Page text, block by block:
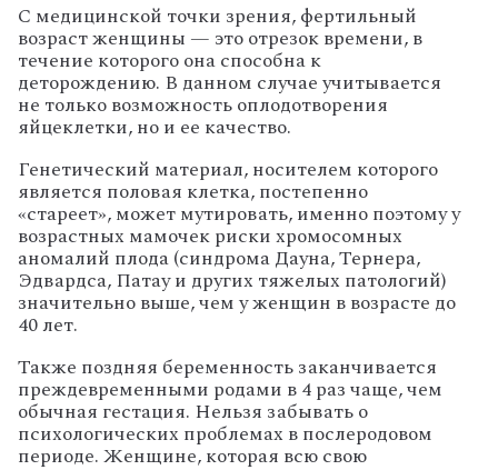
С медицинской точки зрения, фертильный
возраст женщины — это отрезок времени, в
течение которого она способна к
деторождению. В данном случае учитывается
не только возможность оплодотворения
яйцеклетки, но и ее качество.
Генетический материал, носителем которого
является половая клетка, постепенно
«стареет», может мутировать, именно поэтому у
возрастных мамочек риски хромосомных
аномалий плода (синдрома Дауна, Тернера,
Эдвардса, Патау и других тяжелых патологий)
значительно выше, чем у женщин в возрасте до
40 лет.
Также поздняя беременность заканчивается
преждевременными родами в 4 раз чаще, чем
обычная гестация. Нельзя забывать о
психологических проблемах в послеродовом
периоде. Женщине, которая всю свою